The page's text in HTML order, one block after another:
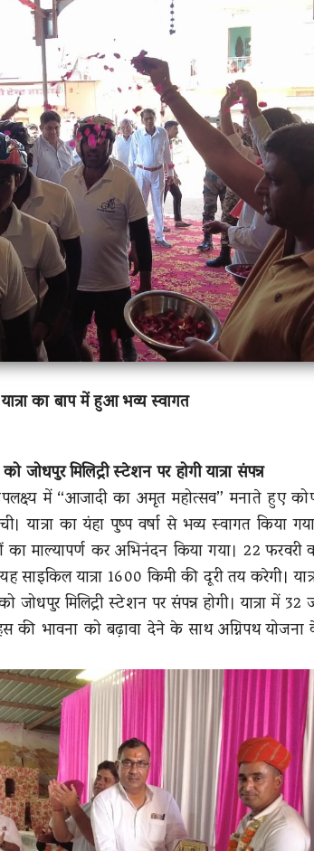
का बाप में हुआ भव्य स्वागत
जोधपुर मिलिट्री स्टेशन पर होगी यात्रा संपन्न
में “आजादी का अमृत महोत्सव” मनाते हुए
यात्रा का यंहा पुष्प वर्षा से भव्य स्वागत किया
माल्यापर्ण कर अभिनंदन किया गया। 22
यात्रा 1600 किमी की दूरी तय करेगी।
जोधपुर मिलिट्री स्टेशन पर संपन्न होगी। यात्रा में
की भावना को बढ़ावा देने के साथ अग्निपथ